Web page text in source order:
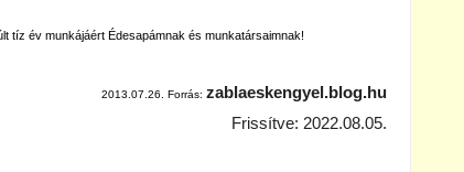
tíz év munkájáért Édesapámnak és munkatársaimnak!
2013.07.26. Forrás: zablaeskengyel.blog.hu
Frissítve: 2022.08.05.